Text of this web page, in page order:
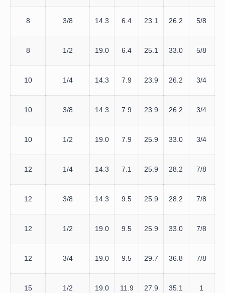
8 3/8 14.3 6.4 23.1 26.2 5/8
8 1/2 19.0 6.4 25.1 33.0 5/8
10 1/4 14.3 7.9 23.9 26.2 3/4
10 3/8 14.3 7.9 23.9 26.2 3/4
10 1/2 19.0 7.9 25.9 33.0 3/4
12 1/4 14.3 7.1 25.9 28.2 7/8
12 3/8 14.3 9.5 25.9 28.2 7/8
12 1/2 19.0 9.5 25.9 33.0 7/8
12 3/4 19.0 9.5 29.7 36.8 7/8
15 1/2 19.0 11.9 27.9 35.1 1